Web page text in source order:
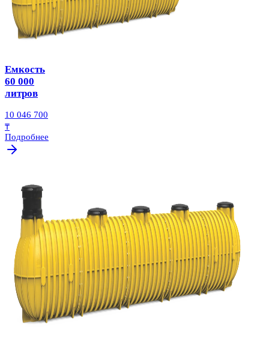
Емкость
60 000
литров
10 046 700
₸
Подробнее